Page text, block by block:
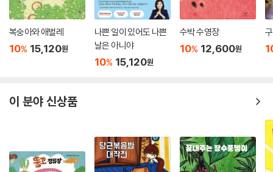
복숭아와 애벌레
10% 15,120원
나쁜 일이 있어도 나쁜
날은 아니야
10% 15,120원
수박 수영장
10% 12,600원
이 분야 신상품